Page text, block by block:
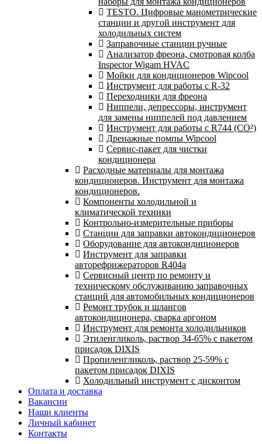
TESTO. Цифровые манометрические
станции и другой инструмент для
холодильных систем
Заправочные станции ручные
Анализатор фреона, смотровая колба
Inspector Wigam HVAC
Мойки для кондиционеров Wipcool
Инструмент для работы с R-32
Переходники для фреона
Ниппели, депрессоры, инструмент
для замены ниппелей под давлением
Инструмент для работы с R744 (CO²)
Дренажные помпы Wipcool
Сервис-пакет для чистки
кондиционера
Расходные материалы для монтажа
кондиционеров. Инструмент для монтажа
кондиционеров.
Компоненты холодильной и
климатической техники
Контрольно-измерительные приборы
Станции для заправки автокондиционеров
Оборудование для автокондиционеров
Инструмент для заправки
авторефрижераторов R404a
Сервисный центр по ремонту и
техническому обслуживанию заправочных
станций для автомобильных кондиционеров
Ремонт трубок и шлангов
автокондиционера, сварка аргоном
Инструмент для ремонта холодильников
Этиленгликоль, раствор 34-65% с пакетом
присадок DIXIS
Пропиленгликоль, раствор 25-59% с
пакетом присадок DIXIS
Холодильный инструмент с дисконтом
Оплата и доставка
Вакансии
Наши клиенты
Личный кабинет
Контакты